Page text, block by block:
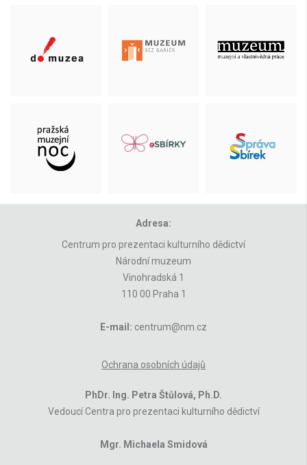
Adresa:
Centrum pro prezentaci kulturního dědictví
Národní muzeum
Vinohradská 1
110 00 Praha 1
E-mail: centrum@nm.cz
Ochrana osobních údajů
PhDr. Ing. Petra Štůlová, Ph.D.
Vedoucí Centra pro prezentaci kulturního dědictví
Mgr. Michaela Smidová